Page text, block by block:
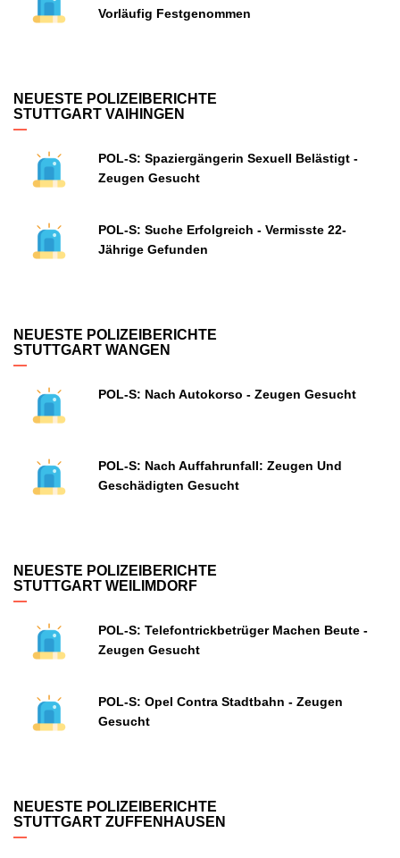
Vorläufig Festgenommen
NEUESTE POLIZEIBERICHTE
STUTTGART VAIHINGEN
POL-S: Spaziergängerin Sexuell Belästigt -
Zeugen Gesucht
POL-S: Suche Erfolgreich - Vermisste 22-
Jährige Gefunden
NEUESTE POLIZEIBERICHTE
STUTTGART WANGEN
POL-S: Nach Autokorso - Zeugen Gesucht
POL-S: Nach Auffahrunfall: Zeugen Und
Geschädigten Gesucht
NEUESTE POLIZEIBERICHTE
STUTTGART WEILIMDORF
POL-S: Telefontrickbetrüger Machen Beute -
Zeugen Gesucht
POL-S: Opel Contra Stadtbahn - Zeugen
Gesucht
NEUESTE POLIZEIBERICHTE
STUTTGART ZUFFENHAUSEN